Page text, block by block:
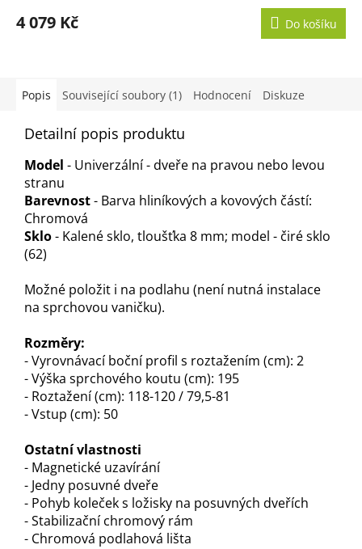
produktu
je
hvězdiček.
4 079 Kč Do košíku
Popis Související soubory (1) Hodnocení Diskuze
Detailní popis produktu
Model - Univerzální - dveře na pravou nebo levou
stranu
Barevnost- Barva hliníkových a kovových částí:
Chromová
Sklo- Kalené sklo, tloušťka 8 mm; model - čiré sklo
(62)
Možné položit i na podlahu (není nutná instalace
na sprchovou vaničku).
Rozměry:
- Vyrovnávací boční profil s roztažením (cm): 2
- Výška sprchového koutu (cm): 195
- Roztažení (cm): 118-120 / 79,5-81
- Vstup (cm): 50
Ostatní vlastnosti
- Magnetické uzavírání
- Jedny posuvné dveře
- Pohyb koleček s ložisky na posuvných dveřích
- Stabilizační chromový rám
- Chromová podlahová lišta